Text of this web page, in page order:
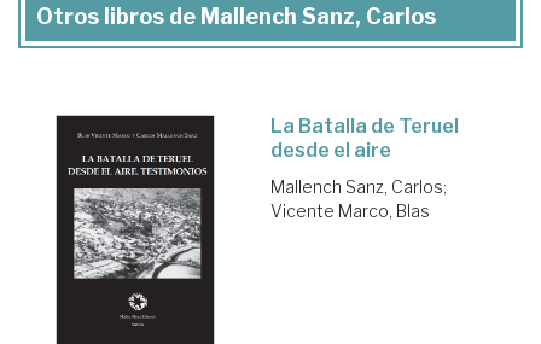
Otros libros de Mallench Sanz, Carlos
La Batalla de Teruel
desde el aire
Mallench Sanz, Carlos;
Vicente Marco, Blas